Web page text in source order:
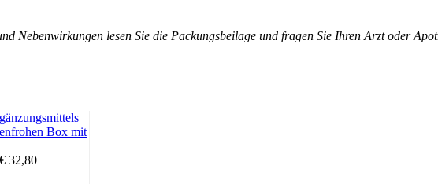
Nebenwirkungen lesen Sie die Packungsbeilage und fragen Sie Ihren Arzt oder
€32,80